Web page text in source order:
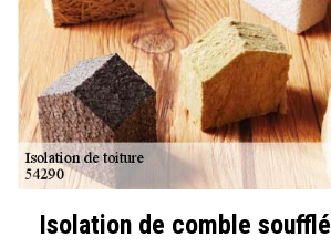
Isolation de comble soufflé